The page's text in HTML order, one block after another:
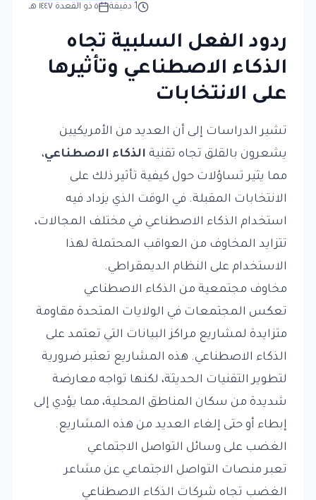
٥ ذو القعدة ١٤٤٧ هـ
1 دقيقة
ردود الفعل السلبية تجاه
الذكاء الاصطناعي وتأثيرها
على الانتخابات
تشير الدراسات إلى أن العديد من الأمريكيين
يشعرون بالقلق تجاه تقنية الذكاء الاصطناعي،
مما يثير تساؤلات حول كيفية تأثير ذلك على
الانتخابات المقبلة. في الوقت الذي يزداد فيه
استخدام الذكاء الاصطناعي في مختلف المجالات،
تتزايد المخاوف من العواقب المحتملة لهذا
الاستخدام على النظام الديمقراطي.
مخاوف مجتمعية من الذكاء الاصطناعي
تعكس المجتمعات في الولايات المتحدة مقاومة
متزايدة لمشاريع مراكز البيانات التي تعتمد على
الذكاء الاصطناعي. هذه المشاريع تعتبر ضرورية
لتطوير التقنيات الحديثة، لكنها تواجه معارضة
شديدة من سكان المناطق المحلية، مما يؤدي إلى
إبطاء أو حتى إلغاء العديد من هذه المشاريع.
الغضب على وسائل التواصل الاجتماعي
تعبر منصات التواصل الاجتماعي عن مشاعر
الغضب تجاه شركات الذكاء الاصطناعي